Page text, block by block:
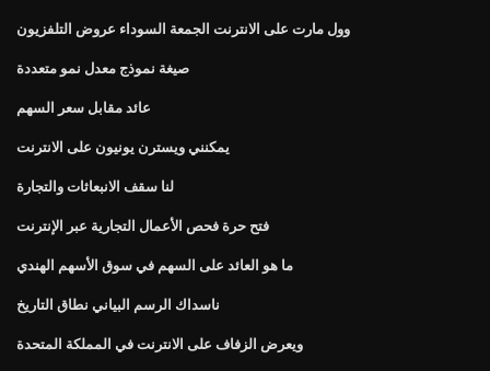
وول مارت على الانترنت الجمعة السوداء عروض التلفزيون
صيغة نموذج معدل نمو متعددة
عائد مقابل سعر السهم
يمكنني ويسترن يونيون على الانترنت
لنا سقف الانبعاثات والتجارة
فتح حرة فحص الأعمال التجارية عبر الإنترنت
ما هو العائد على السهم في سوق الأسهم الهندي
ناسداك الرسم البياني نطاق التاريخ
ويعرض الزفاف على الانترنت في المملكة المتحدة